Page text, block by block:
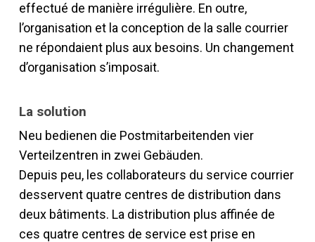
effectué de manière irrégulière. En outre,
l’organisation et la conception de la salle courrier
ne répondaient plus aux besoins. Un changement
d’organisation s’imposait.
La solution
Neu bedienen die Postmitarbeitenden vier
Verteilzentren in zwei Gebäuden.
Depuis peu, les collaborateurs du service courrier
desservent quatre centres de distribution dans
deux bâtiments. La distribution plus affinée de
ces quatre centres de service est prise en